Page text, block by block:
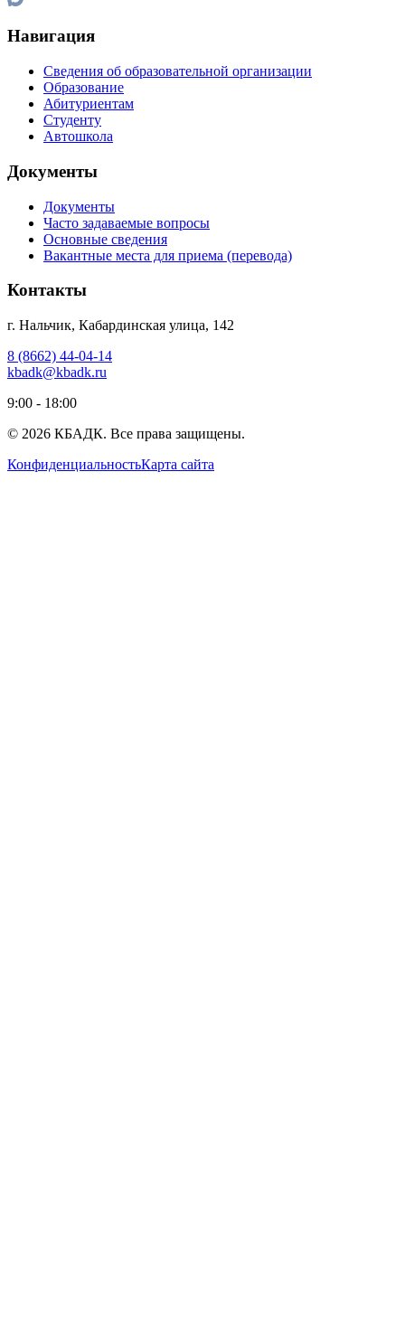
Навигация
Сведения об образовательной организации
Образование
Абитуриентам
Студенту
Автошкола
Документы
Документы
Часто задаваемые вопросы
Основные сведения
Вакантные места для приема (перевода)
Контакты
г. Нальчик, Кабардинская улица, 142
8 (8662) 44-04-14
kbadk@kbadk.ru
9:00 - 18:00
© 2026 КБАДК. Все права защищены.
КонфиденциальностьКарта сайта